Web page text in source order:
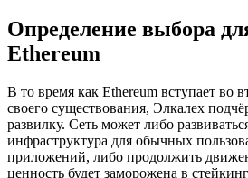
Определение выбора
Ethereum
В то время как Ethereum вступает во
своего существования, Элкалех
развилку. Сеть может либо
инфраструктура для обычных
приложений, либо продолжить
ценность будет заморожена в